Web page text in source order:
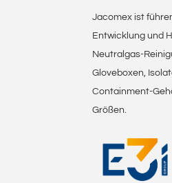
Jacomex ist
Entwicklung und
Neutralgas-
Gloveboxen,
Containment-
Größen.